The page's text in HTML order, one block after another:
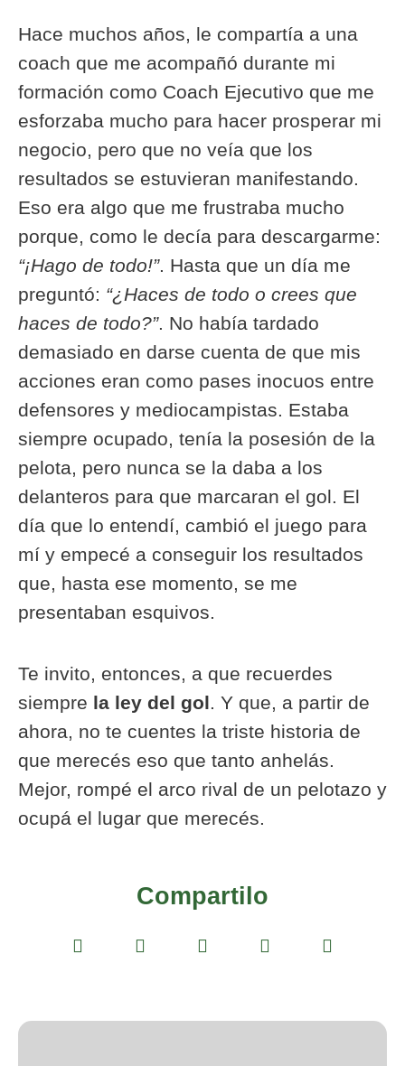
Hace muchos años, le compartía a una
coach que me acompañó durante mi
formación como Coach Ejecutivo que me
esforzaba mucho para hacer prosperar mi
negocio, pero que no veía que los
resultados se estuvieran manifestando.
Eso era algo que me frustraba mucho
porque, como le decía para descargarme:
“¡Hago de todo!”. Hasta que un día me
preguntó: “¿Haces de todo o crees que
haces de todo?”. No había tardado
demasiado en darse cuenta de que mis
acciones eran como pases inocuos entre
defensores y mediocampistas. Estaba
siempre ocupado, tenía la posesión de la
pelota, pero nunca se la daba a los
delanteros para que marcaran el gol. El
día que lo entendí, cambió el juego para
mí y empecé a conseguir los resultados
que, hasta ese momento, se me
presentaban esquivos.
Te invito, entonces, a que recuerdes
siempre la ley del gol. Y que, a partir de
ahora, no te cuentes la triste historia de
que merecés eso que tanto anhelás.
Mejor, rompé el arco rival de un pelotazo y
ocupá el lugar que merecés.
Compartilo